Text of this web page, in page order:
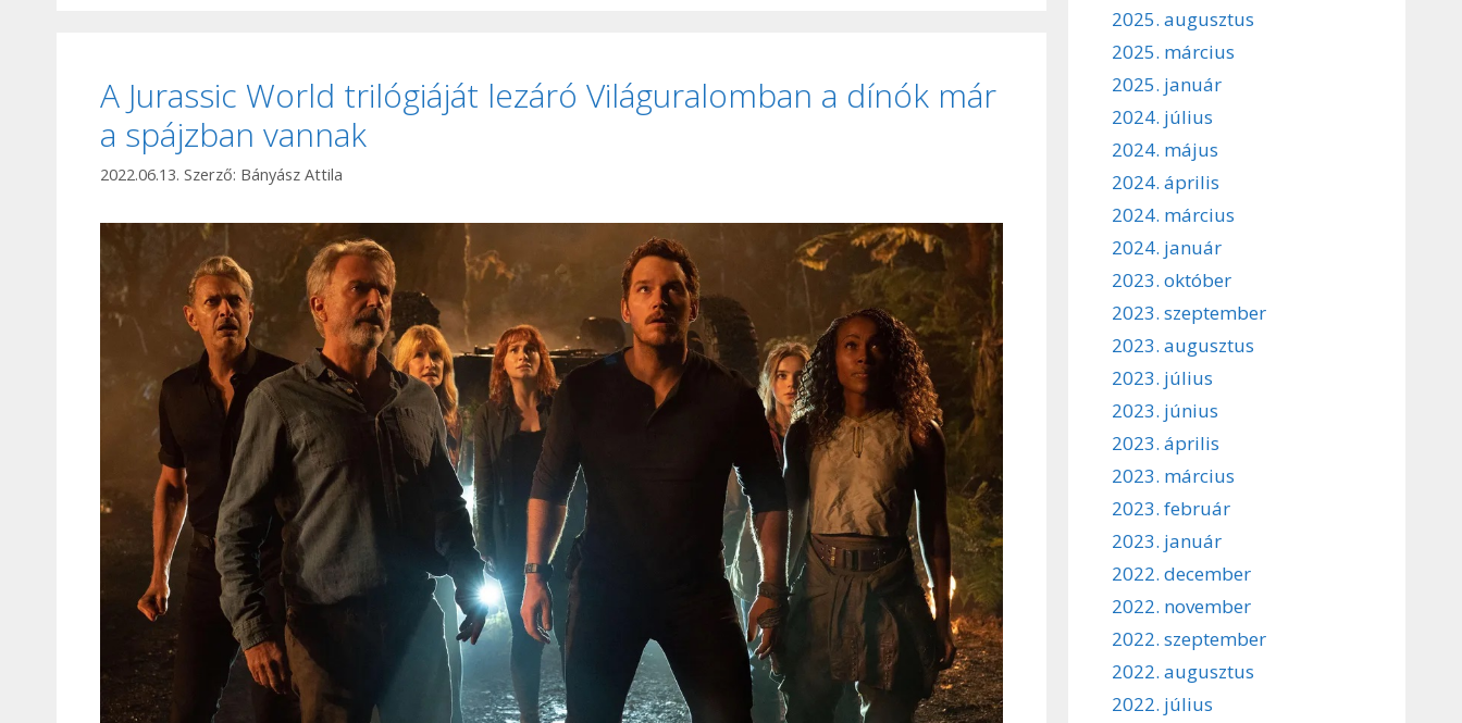
A Jurassic World trilógiáját lezáró Világuralomban a dínók már
a spájzban vannak
2022.06.13. Szerző: Bányász Attila
2025. augusztus
2025. március
2025. január
2024. július
2024. május
2024. április
2024. március
2024. január
2023. október
2023. szeptember
2023. augusztus
2023. július
2023. június
2023. április
2023. március
2023. február
2023. január
2022. december
2022. november
2022. szeptember
2022. augusztus
2022. július